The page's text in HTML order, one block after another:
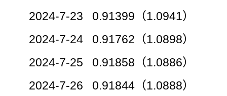
2024-7-23 0.91399（1.0941）
2024-7-24 0.91762（1.0898）
2024-7-25 0.91858（1.0886）
2024-7-26 0.91844（1.0888）